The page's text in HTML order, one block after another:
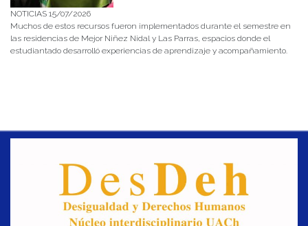
NOTICIAS 15/07/2026
Muchos de estos recursos fueron implementados durante el semestre en
las residencias de Mejor Niñez Nidal y Las Parras, espacios donde el
estudiantado desarrolló experiencias de aprendizaje y acompañamiento.